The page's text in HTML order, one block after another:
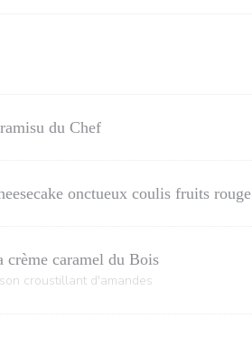
du Chef
onctueux coulis fruits rouge
crème caramel du Bois
croustillant d'amandes